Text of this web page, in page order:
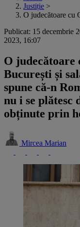
Justiție >
O judecătoare cu
Publicat: 15 decembrie
2023, 16:07
O judecătoare
București și
spune că-n
nu i se plătesc
obținute prin
Mircea Marian